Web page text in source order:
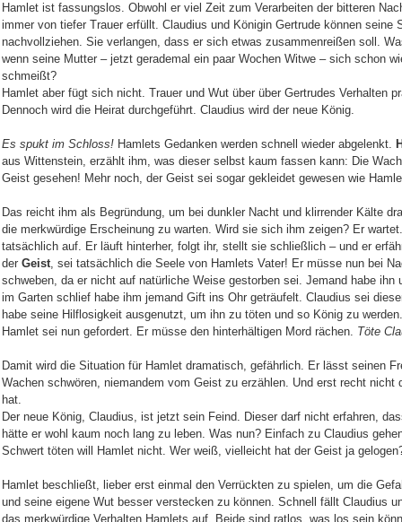
Hamlet ist fassungslos. Obwohl er viel Zeit zum Verarbeiten der bitteren
immer von tiefer Trauer erfüllt. Claudius und Königin Gertrude können seine
nachvollziehen. Sie verlangen, dass er sich etwas zusammenreißen soll.
wenn seine Mutter – jetzt gerademal ein paar Wochen Witwe – sich schon
schmeißt?
Hamlet aber fügt sich nicht. Trauer und Wut über über Gertrudes Verhalten
Dennoch wird die Heirat durchgeführt. Claudius wird der neue König.
Es spukt im Schloss! Hamlets Gedanken werden schnell wieder abgelenkt.
aus Wittenstein, erzählt ihm, was dieser selbst kaum fassen kann: Die
Geist gesehen! Mehr noch, der Geist sei sogar gekleidet gewesen wie
Das reicht ihm als Begründung, um bei dunkler Nacht und klirrender Kälte
die merkwürdige Erscheinung zu warten. Wird sie sich ihm zeigen? Er
tatsächlich auf. Er läuft hinterher, folgt ihr, stellt sie schließlich – und er
der Geist, sei tatsächlich die Seele von Hamlets Vater! Er müsse nun bei
schweben, da er nicht auf natürliche Weise gestorben sei. Jemand habe ihn
im Garten schlief habe ihm jemand Gift ins Ohr geträufelt. Claudius sei
habe seine Hilflosigkeit ausgenutzt, um ihn zu töten und so König zu werden.
Hamlet sei nun gefordert. Er müsse den hinterhältigen Mord rächen. Töte
Damit wird die Situation für Hamlet dramatisch, gefährlich. Er lässt seinen
Wachen schwören, niemandem vom Geist zu erzählen. Und erst recht nicht
hat.
Der neue König, Claudius, ist jetzt sein Feind. Dieser darf nicht erfahren,
hätte er wohl kaum noch lang zu leben. Was nun? Einfach zu Claudius
Schwert töten will Hamlet nicht. Wer weiß, vielleicht hat der Geist ja
Hamlet beschließt, lieber erst einmal den Verrückten zu spielen, um die
und seine eigene Wut besser verstecken zu können. Schnell fällt Claudius
das merkwürdige Verhalten Hamlets auf. Beide sind ratlos, was los sein